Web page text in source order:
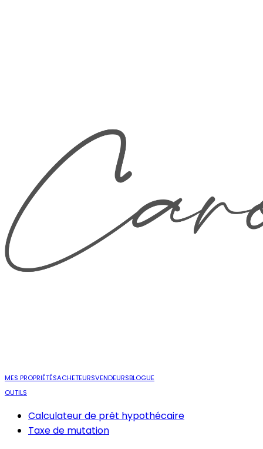
MES PROPRIÉTÉSACHETEURSVENDEURSBLOGUE
OUTILS
Calculateur de prêt hypothécaire
Taxe de mutation